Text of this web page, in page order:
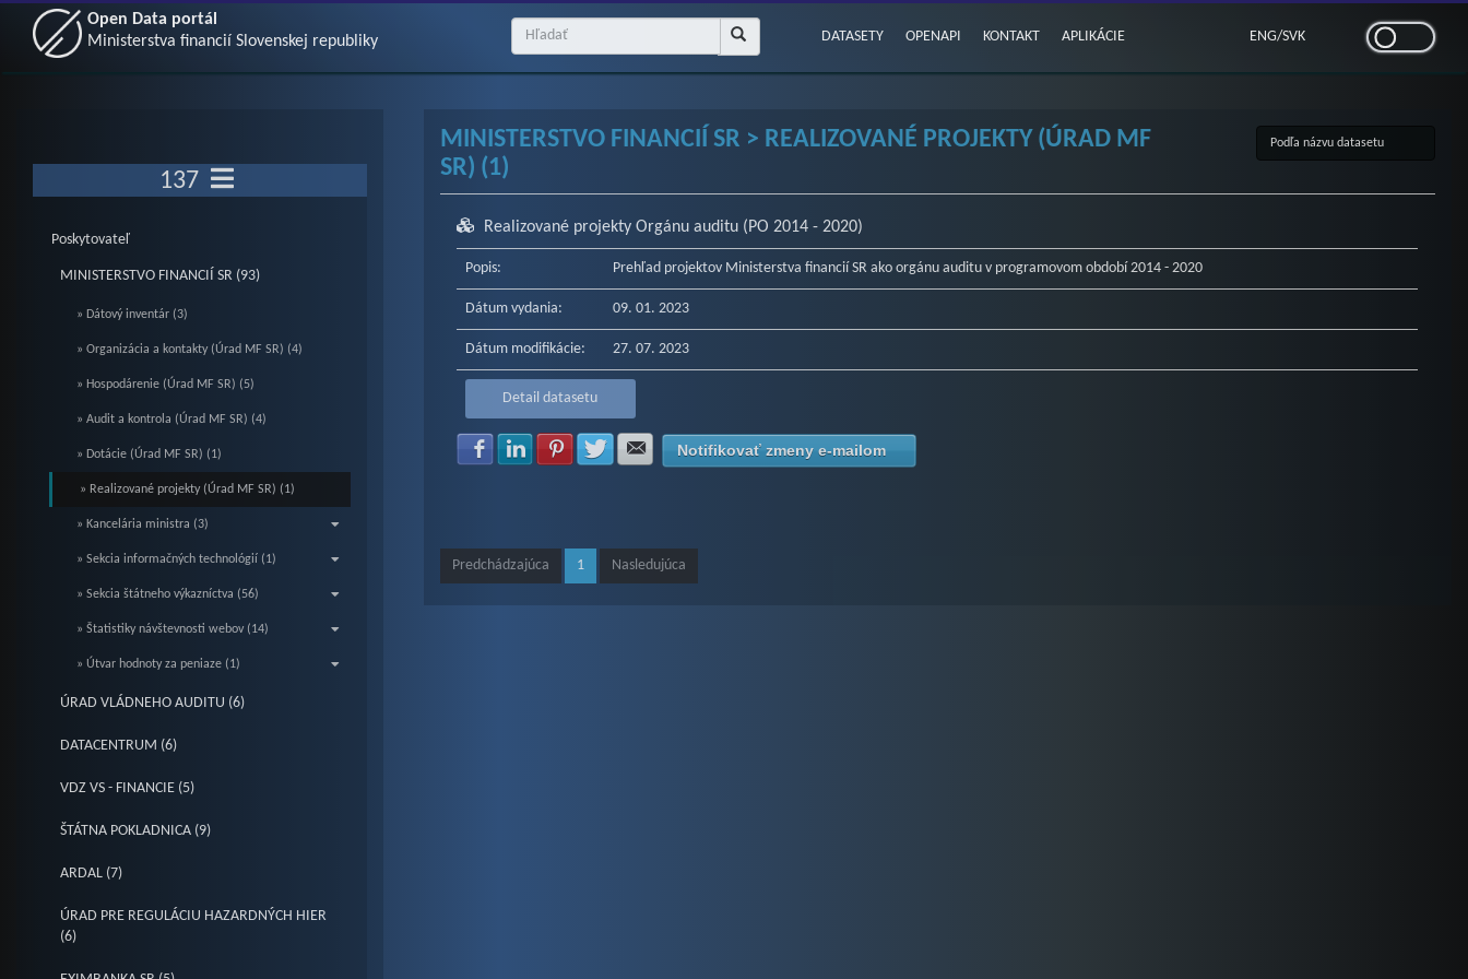
Open Data portál
Ministerstva financií Slovenskej republiky
DATASETY OPENAPI KONTAKT APLIKÁCIE ENG/SVK
137
Poskytovateľ
MINISTERSTVO FINANCIÍ SR (93)
» Dátový inventár (3)
» Organizácia a kontakty (Úrad MF SR) (4)
» Hospodárenie (Úrad MF SR) (5)
» Audit a kontrola (Úrad MF SR) (4)
» Dotácie (Úrad MF SR) (1)
» Realizované projekty (Úrad MF SR) (1)
» Kancelária ministra (3)
» Sekcia informačných technológií (1)
» Sekcia štátneho výkazníctva (56)
» Štatistiky návštevnosti webov (14)
» Útvar hodnoty za peniaze (1)
ÚRAD VLÁDNEHO AUDITU (6)
DATACENTRUM (6)
VDZ VS - FINANCIE (5)
ŠTÁTNA POKLADNICA (9)
ARDAL (7)
ÚRAD PRE REGULÁCIU HAZARDNÝCH HIER
(6)
MINISTERSTVO FINANCIÍ SR > REALIZOVANÉ PROJEKTY (ÚRAD MF
SR) (1)
Realizované projekty Orgánu auditu (PO 2014 - 2020)
Popis: Prehľad projektov Ministerstva financií SR ako orgánu auditu v programovom období 2014 - 2020
Dátum vydania: 09. 01. 2023
Dátum modifikácie: 27. 07. 2023
Detail datasetu
Zdielať na Facebook
Zdielať na LinkedIn
Zdielať na Pinterest
Zdielať na Twitter
Zdielať na E-mail
Notifikovať zmeny e-mailom
Predchádzajúca 1 Nasledujúca